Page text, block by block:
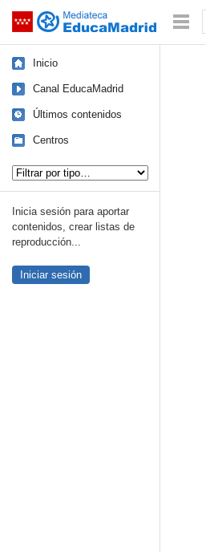
Saltar navegación
Inicio
Canal EducaMadrid
Últimos contenidos
Centros
Inicia sesión para aportar
contenidos, crear listas de
reproducción...
Iniciar sesión